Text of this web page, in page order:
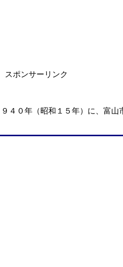
スポンサーリンク
０年（昭和１５年）に、富